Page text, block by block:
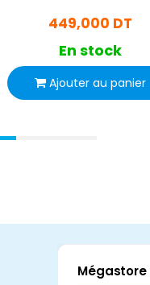
449,000 DT
En stock
Ajouter au panier